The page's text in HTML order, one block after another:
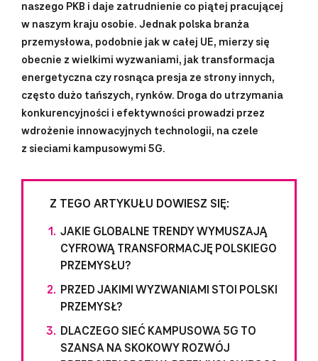
naszego PKB i daje zatrudnienie co piątej pracującej
w naszym kraju osobie. Jednak polska branża
przemysłowa, podobnie jak w całej UE, mierzy się
obecnie z wielkimi wyzwaniami, jak transformacja
energetyczna czy rosnąca presja ze strony innych,
często dużo tańszych, rynków. Droga do utrzymania
konkurencyjności i efektywności prowadzi przez
wdrożenie innowacyjnych technologii, na czele
z sieciami kampusowymi 5G.
Z TEGO ARTYKUŁU DOWIESZ SIĘ:
JAKIE GLOBALNE TRENDY WYMUSZAJĄ
CYFROWĄ TRANSFORMACJĘ POLSKIEGO
PRZEMYSŁU?
PRZED JAKIMI WYZWANIAMI STOI POLSKI
PRZEMYSŁ?
DLACZEGO SIEĆ KAMPUSOWA 5G TO
SZANSA NA SKOKOWY ROZWÓJ